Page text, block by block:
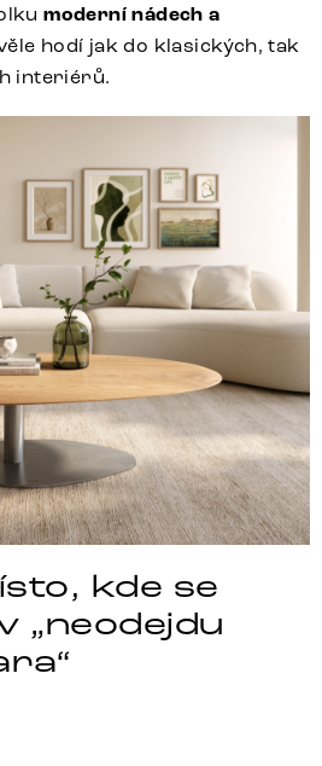
moderní nádech a
hodí jak do klasických, tak
interiérů.
kde se
„neodejdu